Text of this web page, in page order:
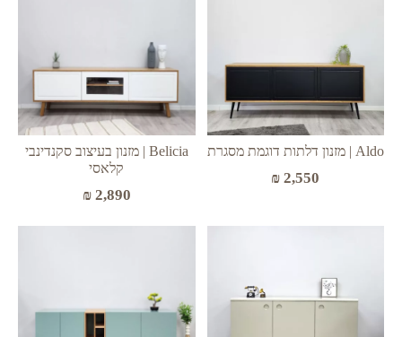
Aldo | מזנון דלתות דוגמת מסגרת
₪ 2,550
Belicia | מזנון בעיצוב סקנדינבי
קלאסי
₪2,890